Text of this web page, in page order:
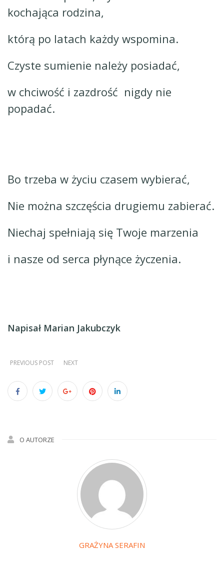
kochająca rodzina,
którą po latach każdy wspomina.
Czyste sumienie należy posiadać,
w chciwość i zazdrość nigdy nie
popadać.
Bo trzeba w życiu czasem wybierać,
Nie można szczęścia drugiemu zabierać.
Niechaj spełniają się Twoje marzenia
i nasze od serca płynące życzenia.
Napisał Marian Jakubczyk
PREVIOUS POST NEXT
O AUTORZE
GRAŻYNA SERAFIN